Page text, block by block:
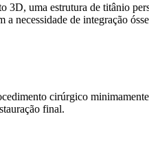
3D, uma estrutura de titânio
necessidade de integração
cirúrgico
final.